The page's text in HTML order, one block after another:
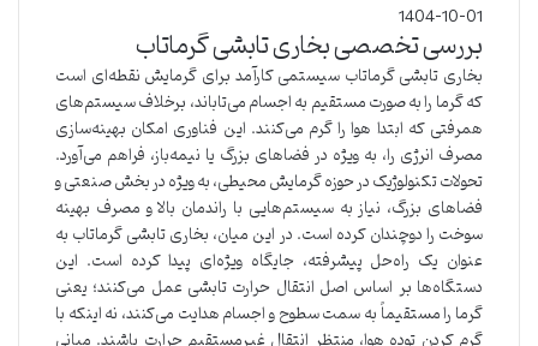
1404-10-01
بررسی تخصصی بخاری تابشی گرماتاب
بخاری تابشی گرماتاب سیستمی کارآمد برای گرمایش نقطه‌ای است
که گرما را به صورت مستقیم به اجسام می‌تاباند، برخلاف سیستم‌های
همرفتی که ابتدا هوا را گرم می‌کنند. این فناوری امکان بهینه‌سازی
مصرف انرژی را، به ویژه در فضاهای بزرگ یا نیمه‌باز، فراهم می‌آورد.
تحولات تکنولوژیک در حوزه گرمایش محیطی، به ویژه در بخش صنعتی و
فضاهای بزرگ، نیاز به سیستم‌هایی با راندمان بالا و مصرف بهینه
سوخت را دوچندان کرده است. در این میان، بخاری تابشی گرماتاب به
عنوان یک راه‌حل پیشرفته، جایگاه ویژه‌ای پیدا کرده است. این
دستگاه‌ها بر اساس اصل انتقال حرارت تابشی عمل می‌کنند؛ یعنی
گرما را مستقیماً به سمت سطوح و اجسام هدایت می‌کنند، نه اینکه با